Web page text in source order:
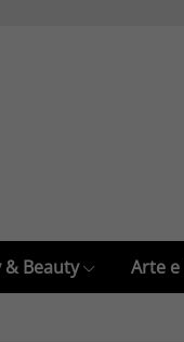
& Beauty Arte